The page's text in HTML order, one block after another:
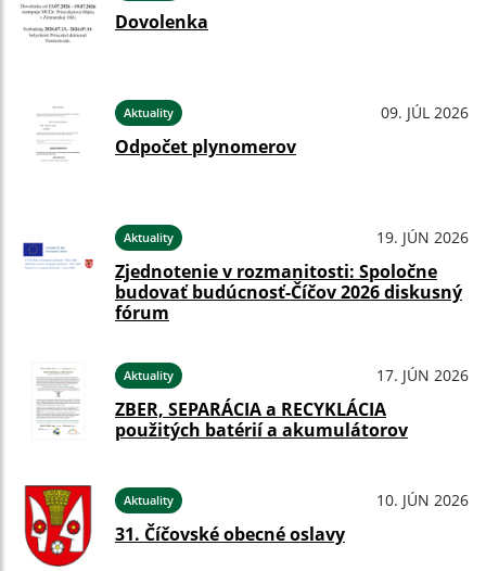
Dovolenka
Aktuality 09. JÚL 2026
Odpočet plynomerov
Aktuality 19. JÚN 2026
Zjednotenie v rozmanitosti: Spoločne
budovať budúcnosť-Číčov 2026 diskusný
fórum
Aktuality 17. JÚN 2026
ZBER, SEPARÁCIA a RECYKLÁCIA
použitých batérií a akumulátorov
Aktuality 10. JÚN 2026
31. Číčovské obecné oslavy